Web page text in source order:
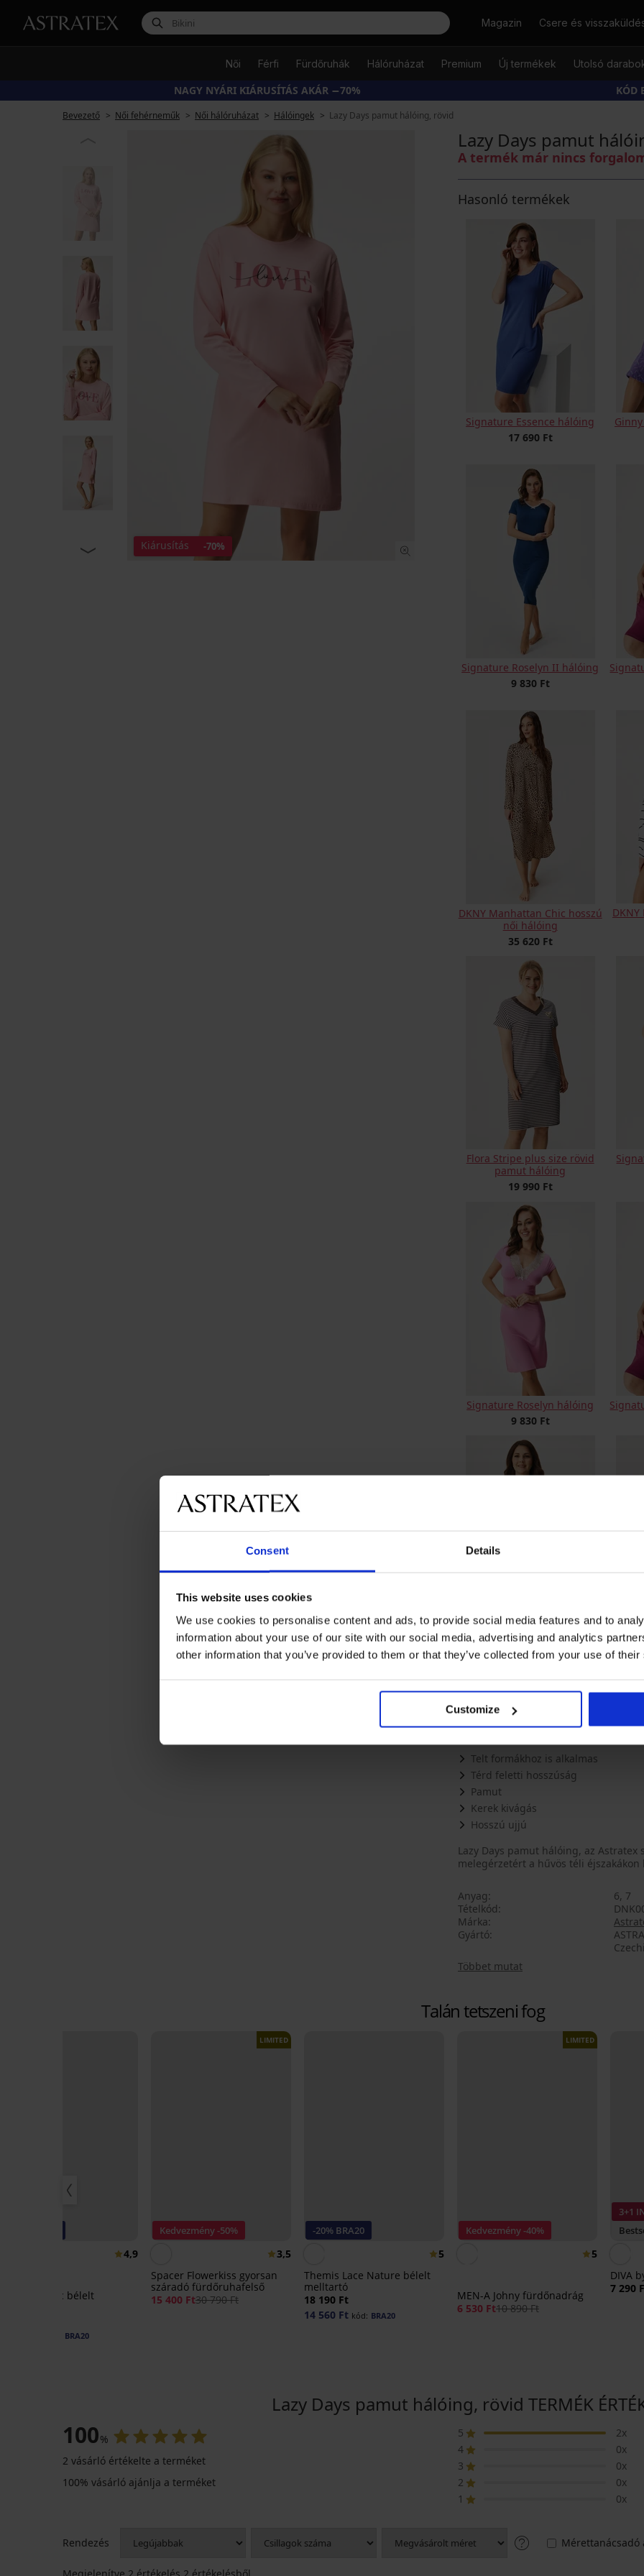
Consent Details
This website uses cookies
We use cookies to personalise content and ads, to provide social media features and to
information about your use of our site with our social media, advertising and analytics
other information that you’ve provided to them or that they’ve collected from your use of
Customize
KeresésMagazin Csere és
Női Férfi Fürdőruhák Hálóruházat Premium Új termékek Utolsó
NAGY NYÁRI KIÁRUSÍTÁS AKÁR −70% KÓD
Bevezető Női fehérneműk Női hálóruházat Hálóingek Lazy Days pamut hálóing, rövid
Kiárusítás -70%
Lazy Days pamut
A termék már nincs
Hasonló termékek
Signature Essence hálóing
17 690 Ft
Signature Roselyn II hálóing
9 830 Ft
DKNY Manhattan Chic hosszú
női hálóing
35 620 Ft
Flora Stripe plus size rövid
pamut hálóing
19 990 Ft
Signature Roselyn hálóing
9 830 Ft
Good night rövid pamut
hálóing
LEÍRÁS
Telt formákhoz is alkalmas
Térd feletti hosszúság
Pamut
Kerek kivágás
Hosszú ujjú
Lazy Days pamut hálóing, az
melegérzetért a hűvös téli éjszakákon
Anyag
6, 7
Tételkód
Márka
Gyártó
Többet mutat
Talán tetszeni fog
4,9
Basic bélelt
BRA20
Kedvezmény -50%
LIMITED
3,5
Spacer Flowerkiss gyorsan
száradó fürdőruhafelső
15 400 Ft30 790 Ft
-20% BRA20
5
Themis Lace Nature bélelt
melltartó
18 190 Ft
14 560 Ft kód: BRA20
Kedvezmény -40%
LIMITED
5
MEN-A Johny fürdőnadrág
6 530 Ft10 890 Ft
3+1
DIVA
7 290
Comfort
Highwaist
Lazy Days pamut hálóing, rövid TERMÉK
100%
2 vásárló értékelte a terméket
100% vásárló ajánlja a terméket
5
2x
4
0x
3
0x
2
0x
1
0x
Rendezés